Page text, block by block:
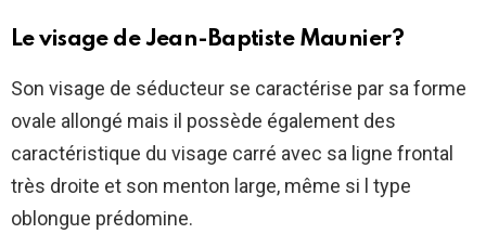
Le visage deJean-Baptiste Maunier?
Son visage de séducteur se caractérise par sa forme
ovale allongé mais il possède également des
caractéristique du visage carré avec sa ligne frontal
très droite et son menton large, même si l type
oblongue prédomine.